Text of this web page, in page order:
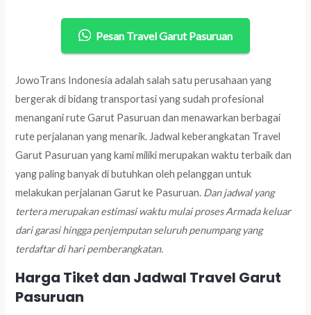
Pesan Travel Garut Pasuruan
JowoTrans Indonesia adalah salah satu perusahaan yang
bergerak di bidang transportasi yang sudah profesional
menangani rute Garut Pasuruan dan menawarkan berbagai
rute perjalanan yang menarik. Jadwal keberangkatan Travel
Garut Pasuruan yang kami miliki merupakan waktu terbaik dan
yang paling banyak di butuhkan oleh pelanggan untuk
melakukan perjalanan Garut ke Pasuruan. Dan jadwal yang
tertera merupakan estimasi waktu mulai proses Armada keluar
dari garasi hingga penjemputan seluruh penumpang yang
terdaftar di hari pemberangkatan.
Harga Tiket dan Jadwal Travel Garut
Pasuruan